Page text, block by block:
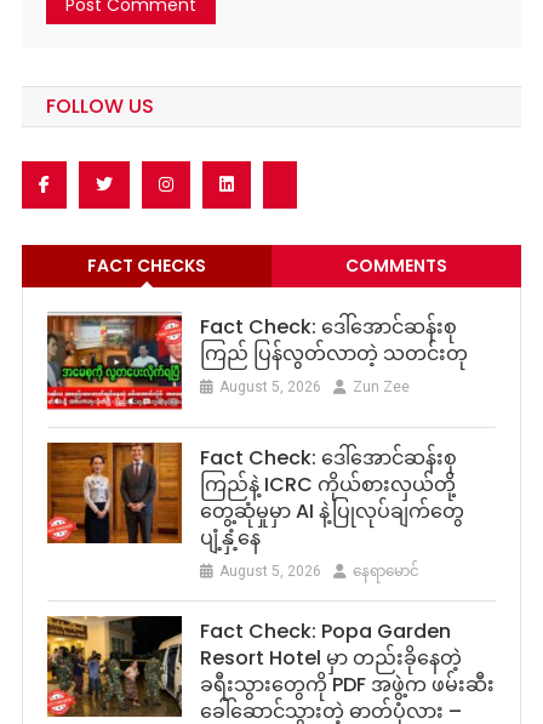
FOLLOW US
FACT CHECKS COMMENTS
Fact Check: ဒေါ်အောင်ဆန်းစု
ကြည် ပြန်လွတ်လာတဲ့ သတင်းတု
August 5, 2026 Zun Zee
Fact Check: ဒေါ်အောင်ဆန်းစု
ကြည်နဲ့ ICRC ကိုယ်စားလှယ်တို့
တွေ့ဆုံမှုမှာ AI နဲ့ပြုလုပ်ချက်တွေ
ပျံ့နှံ့နေ
August 5, 2026 နေရာမောင်
Fact Check: Popa Garden
Resort Hotel မှာ တည်းခိုနေတဲ့
ခရီးသွားတွေကို PDF အဖွဲ့က ဖမ်းဆီး
ခေါ်ဆောင်သွားတဲ့ ဓာတ်ပုံလား –